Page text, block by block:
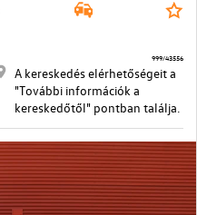
A kereskedés elérhetőségeit a
"További információk a
kereskedőtől" pontban találja.
999/43556